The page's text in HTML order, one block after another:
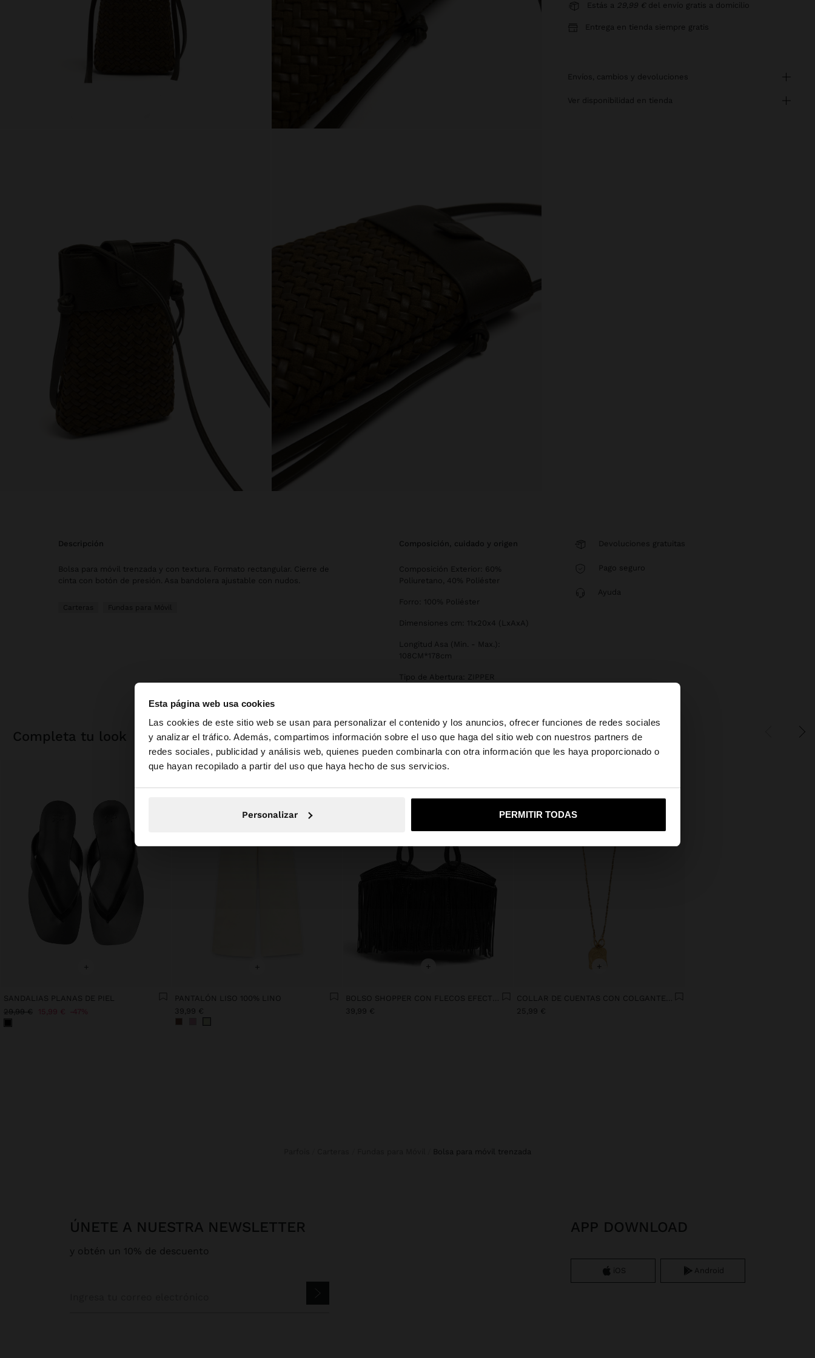
Esta página web usa cookies
Las cookies de este sitio web se usan para personalizar el contenido y los anuncios, ofrecer funciones de redes sociales
y analizar el tráfico. Además, compartimos información sobre el uso que haga del sitio web con nuestros partners de
redes sociales, publicidad y análisis web, quienes pueden combinarla con otra información que les haya proporcionado o
que hayan recopilado a partir del uso que haya hecho de sus servicios.
Personalizar PERMITIR TODAS
hola ×
Estás accediendo a la web de España. ¿Quieres ir a la web de United States?
No, continuar en la web de España Sí, llévame a United States
Estás a 29,99 € del envío gratis a domicilio
Entrega en tienda siempre gratis
envíos, cambios y devoluciones
ver disponibilidad en tienda
descripción
Bolsa para móvil trenzada y con textura. Formato rectangular. Cierre de
cinta con botón de presión. Asa bandolera ajustable con nudos.
Carteras
composición, cuidado y origen
Composición Exterior: 60%
Poliuretano, 40% Poliéster
Forro: 100% Poliéster
Dimensiones cm: 11x20x4 (LxAxA)
Longitud Asa (Min. - Max.):
108CM*178cm
Tipo de Abertura: ZIPPER
Devoluciones gratuitas
Pago seguro
Ayuda
completa tu look
+
SANDALIAS PLANAS DE PIEL
29,99 € 15,99 € 47%
+
PANTALÓN LISO 100% LINO
39,99 €
+
39,99 €
+
25,99 €
bolsa para móvil trenzada
ÚNETE A NUESTRA NEWSLETTER
y obtén un 10% de descuento
APP DOWNLOAD
iOS Android